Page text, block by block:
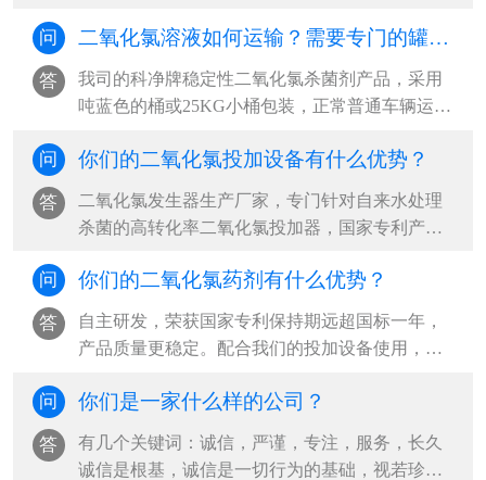
问 二氧化氯溶液如何运输？需要专门的罐车吗？
答
我司的科净牌稳定性二氧化氯杀菌剂产品，采用
吨蓝色的桶或25KG小桶包装，正常普通车辆运输
问 你们的二氧化氯投加设备有什么优势？
答
二氧化氯发生器生产厂家，专门针对自来水处理
杀菌的高转化率二氧化氯投加器，国家专利产品
问 你们的二氧化氯药剂有什么优势？
答
自主研发，荣获国家专利保持期远超国标一年，
产品质量更稳定。配合我们的投加设备使用，药
问 你们是一家什么样的公司？
答
有几个关键词：诚信，严谨，专注，服务，长久
诚信是根基，诚信是一切行为的基础，视若珍